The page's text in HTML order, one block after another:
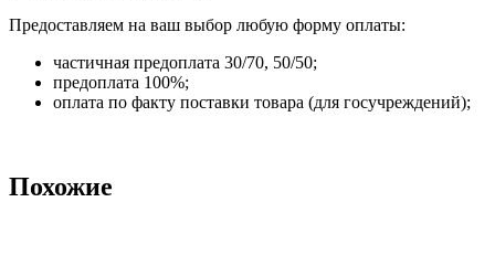
Предоставляем на ваш выбор любую форму оплаты:
частичная предоплата 30/70, 50/50;
предоплата 100%;
оплата по факту поставки товара (для госучреждений);
Похожие